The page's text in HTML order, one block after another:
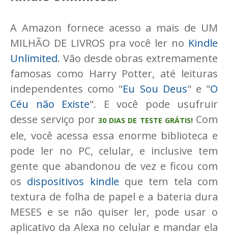
A Amazon fornece acesso a mais de UM
MILHÃO DE LIVROS pra você ler no Kindle
Unlimited. Vão desde obras extremamente
famosas como Harry Potter, até leituras
independentes como "Eu Sou Deus" e "O
Céu não Existe". E você pode usufruir
desse serviço por 30 DIAS DE TESTE GRÁTIS!Com
ele, você acessa essa enorme biblioteca e
pode ler no PC, celular, e inclusive tem
gente que abandonou de vez e ficou com
os dispositivos kindle que tem tela com
textura de folha de papel e a bateria dura
MESES e se não quiser ler, pode usar o
aplicativo da Alexa no celular e mandar ela